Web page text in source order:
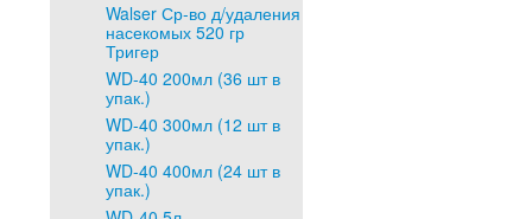
Walser Ср-во д/удаления
насекомых 520 гр
Тригер
WD-40 200мл (36 шт в
упак.)
WD-40 300мл (12 шт в
упак.)
WD-40 400мл (24 шт в
упак.)